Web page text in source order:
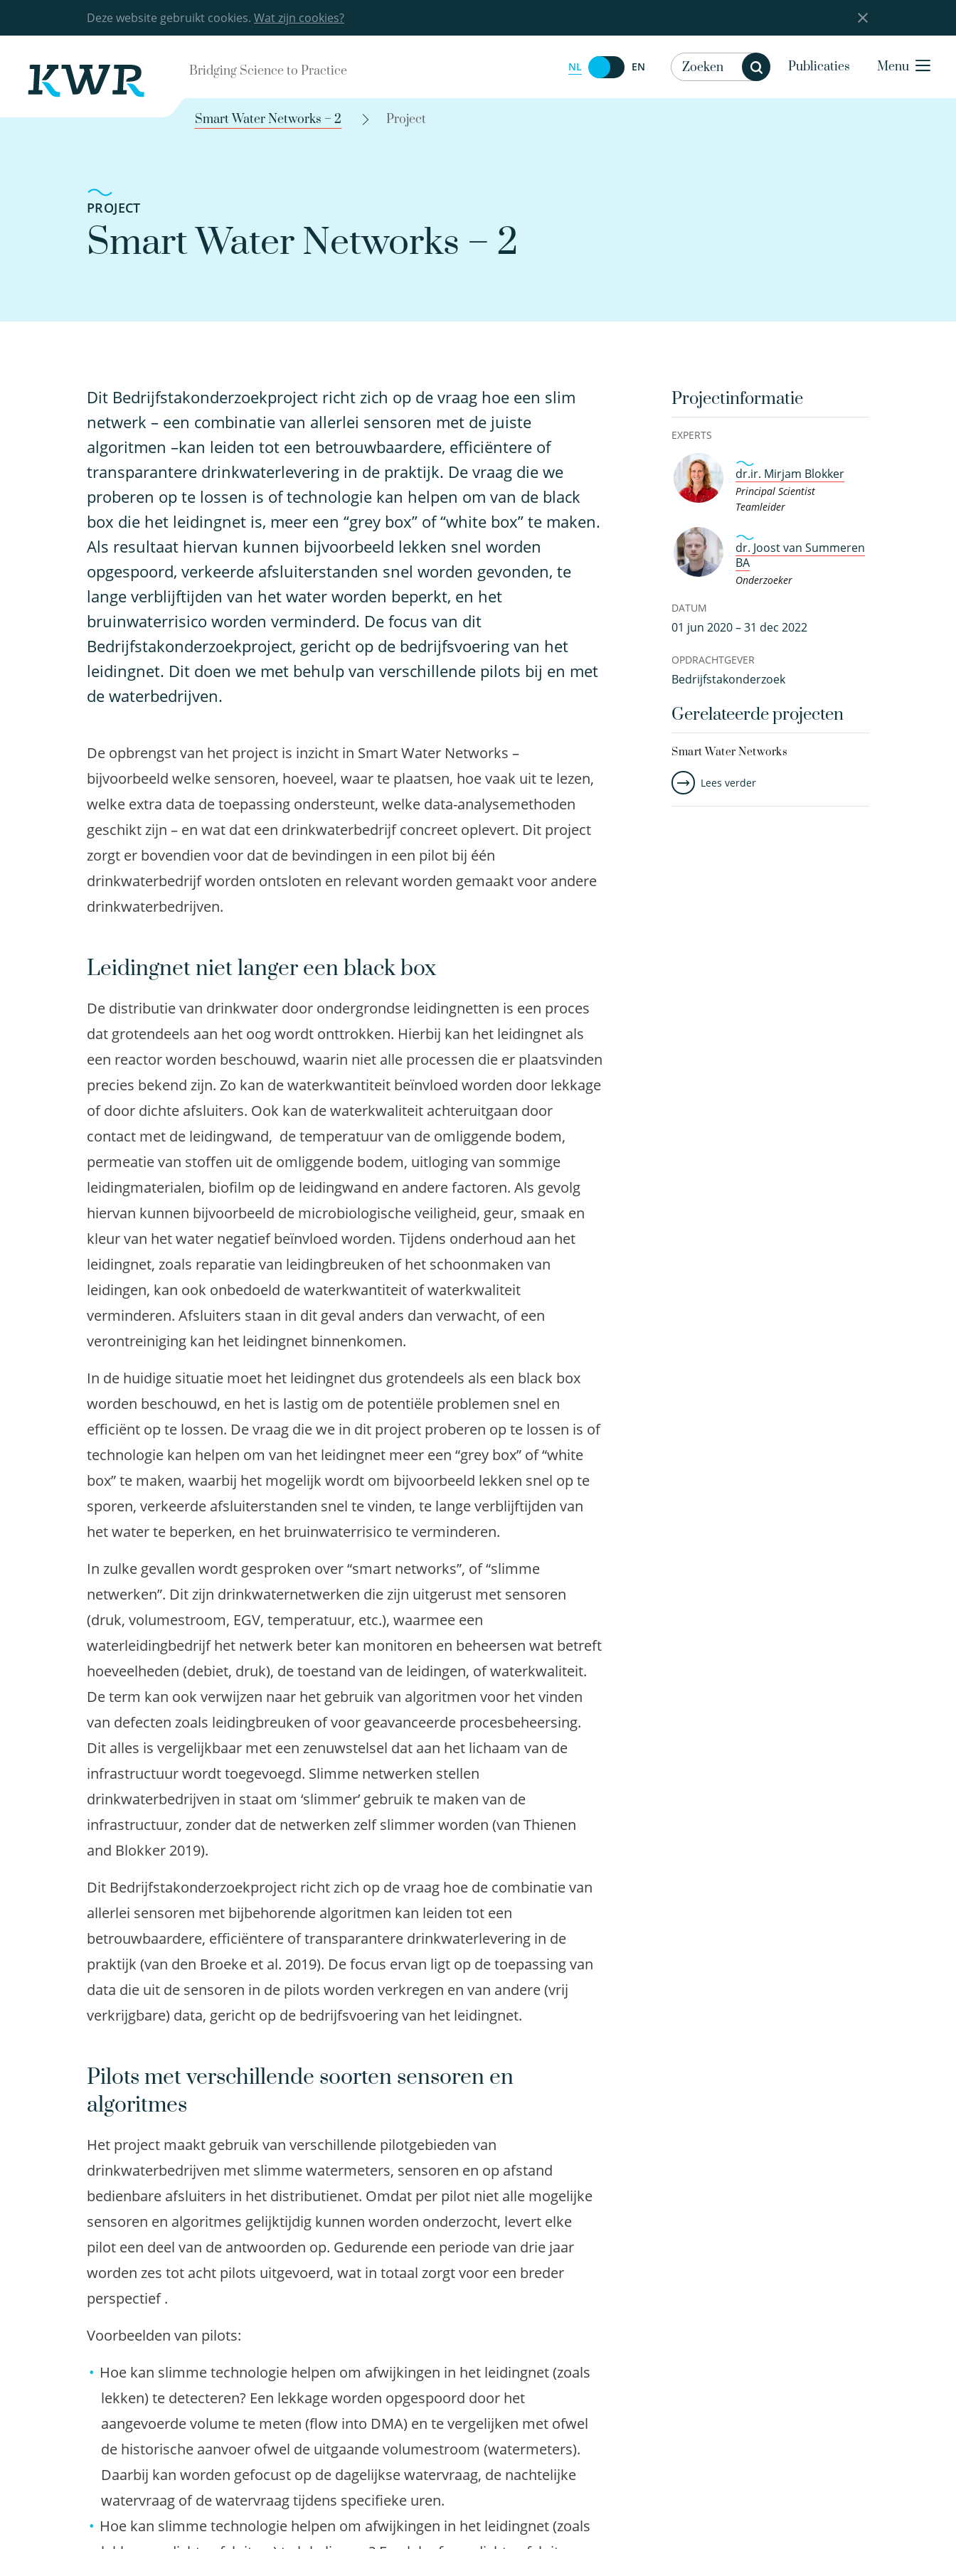
Deze website gebruikt cookies. Wat zijn cookies?
Bridging Science to Practice NL EN Publicaties Menu
Smart Water Networks – 2 Project
PROJECT
Smart Water Networks – 2
Dit Bedrijfstakonderzoekproject richt zich op de vraag hoe een slim
netwerk – een combinatie van allerlei sensoren met de juiste
algoritmen –kan leiden tot een betrouwbaardere, efficiëntere of
transparantere drinkwaterlevering in de praktijk. De vraag die we
proberen op te lossen is of technologie kan helpen om van de black
box die het leidingnet is, meer een “grey box” of “white box” te maken.
Als resultaat hiervan kunnen bijvoorbeeld lekken snel worden
opgespoord, verkeerde afsluiterstanden snel worden gevonden, te
lange verblijftijden van het water worden beperkt, en het
bruinwaterrisico worden verminderd. De focus van dit
Bedrijfstakonderzoekproject, gericht op de bedrijfsvoering van het
leidingnet. Dit doen we met behulp van verschillende pilots bij en met
de waterbedrijven.
De opbrengst van het project is inzicht in Smart Water Networks –
bijvoorbeeld welke sensoren, hoeveel, waar te plaatsen, hoe vaak uit te lezen,
welke extra data de toepassing ondersteunt, welke data-analysemethoden
geschikt zijn – en wat dat een drinkwaterbedrijf concreet oplevert. Dit project
zorgt er bovendien voor dat de bevindingen in een pilot bij één
drinkwaterbedrijf worden ontsloten en relevant worden gemaakt voor andere
drinkwaterbedrijven.
Leidingnet niet langer een black box
De distributie van drinkwater door ondergrondse leidingnetten is een proces
dat grotendeels aan het oog wordt onttrokken. Hierbij kan het leidingnet als
een reactor worden beschouwd, waarin niet alle processen die er plaatsvinden
precies bekend zijn. Zo kan de waterkwantiteit beïnvloed worden door lekkage
of door dichte afsluiters. Ook kan de waterkwaliteit achteruitgaan door
contact met de leidingwand, de temperatuur van de omliggende bodem,
permeatie van stoffen uit de omliggende bodem, uitloging van sommige
leidingmaterialen, biofilm op de leidingwand en andere factoren. Als gevolg
hiervan kunnen bijvoorbeeld de microbiologische veiligheid, geur, smaak en
kleur van het water negatief beïnvloed worden. Tijdens onderhoud aan het
leidingnet, zoals reparatie van leidingbreuken of het schoonmaken van
leidingen, kan ook onbedoeld de waterkwantiteit of waterkwaliteit
verminderen. Afsluiters staan in dit geval anders dan verwacht, of een
verontreiniging kan het leidingnet binnenkomen.
In de huidige situatie moet het leidingnet dus grotendeels als een black box
worden beschouwd, en het is lastig om de potentiële problemen snel en
efficiënt op te lossen. De vraag die we in dit project proberen op te lossen is of
technologie kan helpen om van het leidingnet meer een “grey box” of “white
box” te maken, waarbij het mogelijk wordt om bijvoorbeeld lekken snel op te
sporen, verkeerde afsluiterstanden snel te vinden, te lange verblijftijden van
het water te beperken, en het bruinwaterrisico te verminderen.
In zulke gevallen wordt gesproken over “smart networks”, of “slimme
netwerken”. Dit zijn drinkwaternetwerken die zijn uitgerust met sensoren
(druk, volumestroom, EGV, temperatuur, etc.), waarmee een
waterleidingbedrijf het netwerk beter kan monitoren en beheersen wat betreft
hoeveelheden (debiet, druk), de toestand van de leidingen, of waterkwaliteit.
De term kan ook verwijzen naar het gebruik van algoritmen voor het vinden
van defecten zoals leidingbreuken of voor geavanceerde procesbeheersing.
Dit alles is vergelijkbaar met een zenuwstelsel dat aan het lichaam van de
infrastructuur wordt toegevoegd. Slimme netwerken stellen
drinkwaterbedrijven in staat om ‘slimmer’ gebruik te maken van de
infrastructuur, zonder dat de netwerken zelf slimmer worden (van Thienen
and Blokker 2019).
Dit Bedrijfstakonderzoekproject richt zich op de vraag hoe de combinatie van
allerlei sensoren met bijbehorende algoritmen kan leiden tot een
betrouwbaardere, efficiëntere of transparantere drinkwaterlevering in de
praktijk (van den Broeke et al. 2019). De focus ervan ligt op de toepassing van
data die uit de sensoren in de pilots worden verkregen en van andere (vrij
verkrijgbare) data, gericht op de bedrijfsvoering van het leidingnet.
Pilots met verschillende soorten sensoren en
algoritmes
Het project maakt gebruik van verschillende pilotgebieden van
drinkwaterbedrijven met slimme watermeters, sensoren en op afstand
bedienbare afsluiters in het distributienet. Omdat per pilot niet alle mogelijke
sensoren en algoritmes gelijktijdig kunnen worden onderzocht, levert elke
pilot een deel van de antwoorden op. Gedurende een periode van drie jaar
worden zes tot acht pilots uitgevoerd, wat in totaal zorgt voor een breder
perspectief .
Voorbeelden van pilots:
Hoe kan slimme technologie helpen om afwijkingen in het leidingnet (zoals
lekken) te detecteren? Een lekkage worden opgespoord door het
aangevoerde volume te meten (flow into DMA) en te vergelijken met ofwel
de historische aanvoer ofwel de uitgaande volumestroom (watermeters).
Daarbij kan worden gefocust op de dagelijkse watervraag, de nachtelijke
watervraag of de watervraag tijdens specifieke uren.
Hoe kan slimme technologie helpen om afwijkingen in het leidingnet (zoals
Projectinformatie
EXPERTS
dr.ir. Mirjam Blokker
Principal Scientist
Teamleider
dr. Joost van Summeren
BA
Onderzoeker
DATUM
01 jun 2020 – 31 dec 2022
OPDRACHTGEVER
Bedrijfstakonderzoek
Gerelateerde projecten
Smart Water Networks
Lees verder